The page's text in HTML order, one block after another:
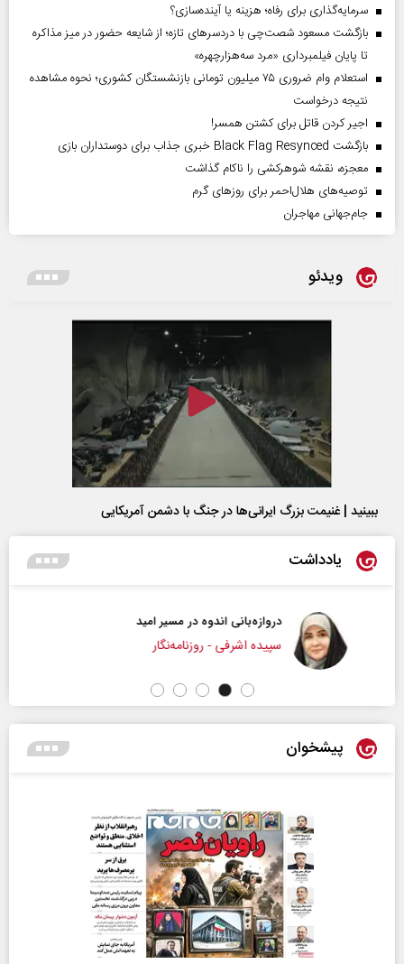
سرمایه‌گذاری برای رفاه؛ هزینه یا آینده‌سازی؟
بازگشت مسعود شصت‌چی با دردسر‌های تازه؛ از شایعه حضور در میز مذاکره
تا پایان فیلمبرداری «مرد سه‌هزارچهره»
استعلام وام ضروری ۷۵ میلیون تومانی بازنشستگان کشوری؛ نحوه مشاهده
نتیجه درخواست
اجیر کردن قاتل برای کشتن همسر!
بازگشت Black Flag Resynced خبری جذاب برای دوستداران بازی
معجزه، نقشه شوهرکشی را ناکام گذاشت
توصیه‌های هلال‌احمر برای روز‌های گرم
جام‌جهانی مهاجران
ویدئو
ببینید | غنیمت بزرگ ایرانی‌ها در جنگ با دشمن آمریکایی
یادداشت
دروازه‌بانی اندوه در مسیر امید
سپیده اشرفی - روزنامه‌نگار
پیشخوان